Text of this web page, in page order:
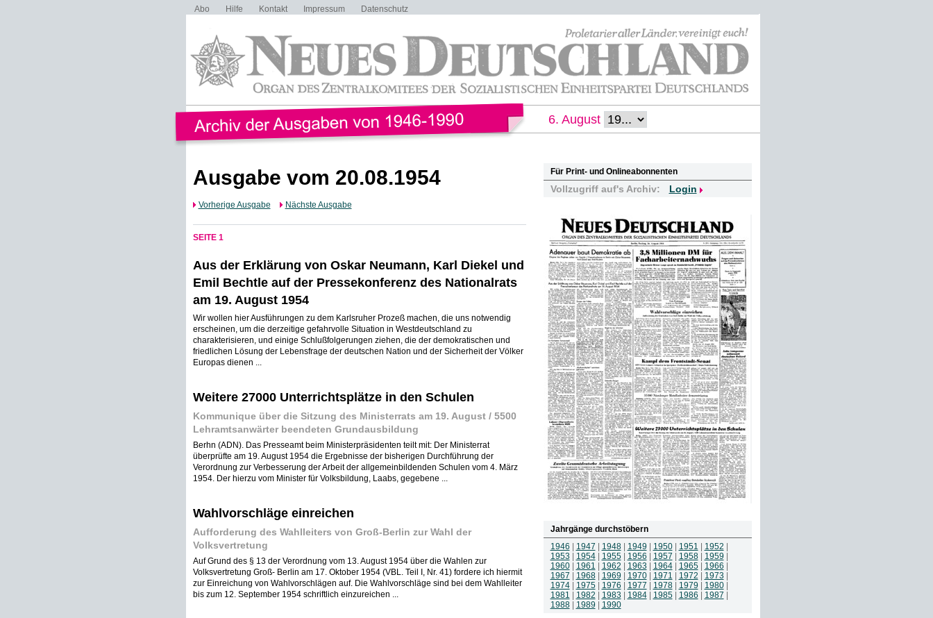
Abo Hilfe Kontakt Impressum Datenschutz
6. August
Ausgabe vom 20.08.1954
Vorherige Ausgabe Nächste Ausgabe
SEITE 1
Aus der Erklärung von Oskar Neumann, Karl Diekel und
Emil Bechtle auf der Pressekonferenz des Nationalrats
am 19. August 1954
Wir wollen hier Ausführungen zu dem Karlsruher Prozeß machen, die uns notwendig
erscheinen, um die derzeitige gefahrvolle Situation in Westdeutschland zu
charakterisieren, und einige Schlußfolgerungen ziehen, die der demokratischen und
friedlichen Lösung der Lebensfrage der deutschen Nation und der Sicherheit der Völker
Europas dienen ...
Weitere 27000 Unterrichtsplätze in den Schulen
Kommunique über die Sitzung des Ministerrats am 19. August / 5500
Lehramtsanwärter beendeten Grundausbildung
Berhn (ADN). Das Presseamt beim Ministerpräsidenten teilt mit: Der Ministerrat
überprüfte am 19. August 1954 die Ergebnisse der bisherigen Durchführung der
Verordnung zur Verbesserung der Arbeit der allgemeinbildenden Schulen vom 4. März
1954. Der hierzu vom Minister für Volksbildung, Laabs, gegebene ...
Wahlvorschläge einreichen
Aufforderung des Wahlleiters von Groß-Berlin zur Wahl der
Volksvertretung
Auf Grund des § 13 der Verordnung vom 13. August 1954 über die Wahlen zur
Volksvertretung Groß- Berlin am 17. Oktober 1954 (VBL. Teil I, Nr. 41) fordere ich hiermit
zur Einreichung von Wahlvorschlägen auf. Die Wahlvorschläge sind bei dem Wahlleiter
bis zum 12. September 1954 schriftlich einzureichen ...
Für Print- und Onlineabonnenten
Vollzugriff auf's Archiv: Login
Jahrgänge durchstöbern
1946
1947 1948| 1949 1950| 1951 1952
1953
1954| 1955| 1956 1957 1958| 1959
1960| 1961 1962 1963 1964| 1965| 1966
1967
1968| 1969 1970| 1971 1972 1973
1974| 1975| 1976 1977 1978| 1979 1980|
1981
1982 1983 1984| 1985| 1986 1987
1988| 1989 1990